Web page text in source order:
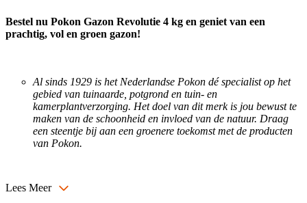
Bestel nu Pokon Gazon Revolutie 4 kg en geniet van een
prachtig, vol en groen gazon!
Al sinds 1929 is het Nederlandse Pokon dé specialist op het
gebied van tuinaarde, potgrond en tuin- en
kamerplantverzorging. Het doel van dit merk is jou bewust te
maken van de schoonheid en invloed van de natuur. Draag
een steentje bij aan een groenere toekomst met de producten
van Pokon.
Lees Meer